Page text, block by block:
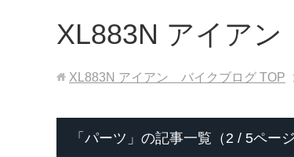
XL883N アイア
XL883N アイアン バイクブログ TOP
「パーツ」の記事一覧（2 / 5ページ